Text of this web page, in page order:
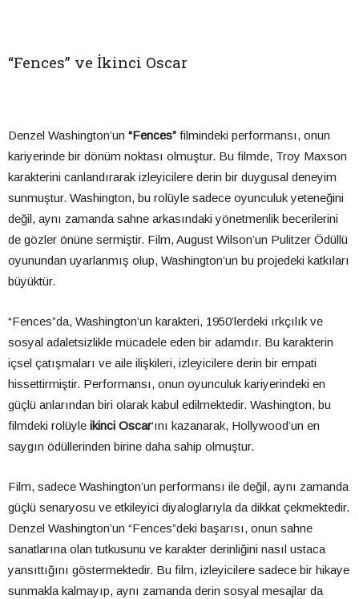
“Fences” ve İkinci Oscar
Denzel Washington’un “Fences” filmindeki performansı, onun
kariyerinde bir dönüm noktası olmuştur. Bu filmde, Troy Maxson
karakterini canlandırarak izleyicilere derin bir duygusal deneyim
sunmuştur. Washington, bu rolüyle sadece oyunculuk yeteneğini
değil, aynı zamanda sahne arkasındaki yönetmenlik becerilerini
de gözler önüne sermiştir. Film, August Wilson’un Pulitzer Ödüllü
oyunundan uyarlanmış olup, Washington’un bu projedeki katkıları
büyüktür.
“Fences”da, Washington’un karakteri, 1950’lerdeki ırkçılık ve
sosyal adaletsizlikle mücadele eden bir adamdır. Bu karakterin
içsel çatışmaları ve aile ilişkileri, izleyicilere derin bir empati
hissettirmiştir. Performansı, onun oyunculuk kariyerindeki en
güçlü anlarından biri olarak kabul edilmektedir. Washington, bu
filmdeki rolüyle ikinci Oscar‘ını kazanarak, Hollywood’un en
saygın ödüllerinden birine daha sahip olmuştur.
Film, sadece Washington’un performansı ile değil, aynı zamanda
güçlü senaryosu ve etkileyici diyaloglarıyla da dikkat çekmektedir.
Denzel Washington’un “Fences”deki başarısı, onun sahne
sanatlarına olan tutkusunu ve karakter derinliğini nasıl ustaca
yansıttığını göstermektedir. Bu film, izleyicilere sadece bir hikaye
sunmakla kalmayıp, aynı zamanda derin sosyal mesajlar da